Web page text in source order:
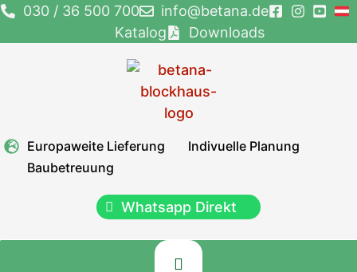
Zum030 / 36 500 700
info@betana.de
Katalog
Downloads
Europaweite Lieferung
Indivuelle Planung
Baubetreuung
Whatsapp Direkt